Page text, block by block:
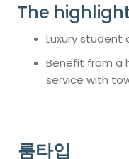
The
Luxury
Benefit from a
service with
룸타입